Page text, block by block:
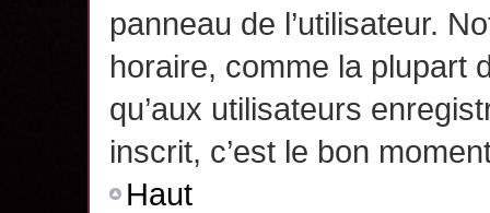
panneau de l’utilisateur.
horaire, comme la plupart
qu’aux utilisateurs
inscrit, c’est le bon
Haut